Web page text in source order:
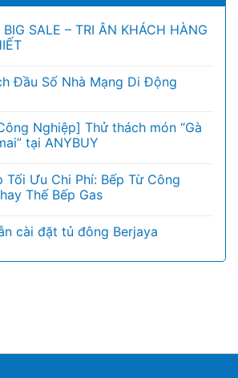
SALE – TRI ÂN KHÁCH HÀNG
Đầu Số Nhà Mạng Di Động
Nghiệp] Thử thách món “Gà
tại ANYBUY
Tối Ưu Chi Phí: Bếp Từ Công
Thế Bếp Gas
cài đặt tủ đông Berjaya